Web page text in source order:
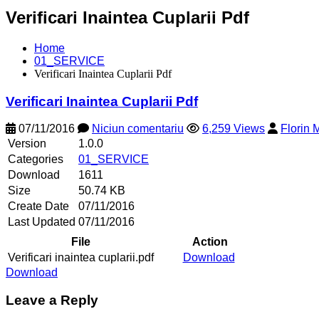
Verificari Inaintea Cuplarii Pdf
Home
01_SERVICE
Verificari Inaintea Cuplarii Pdf
Verificari Inaintea Cuplarii Pdf
07/11/2016 Niciun comentariu 6,259 Views
Florin
Version
1.0.0
Categories
01_SERVICE
Download
1611
Size
50.74 KB
Create Date
07/11/2016
Last Updated 07/11/2016
File
Action
Verificari inaintea cuplarii.pdf
Download
Download
Leave a Reply